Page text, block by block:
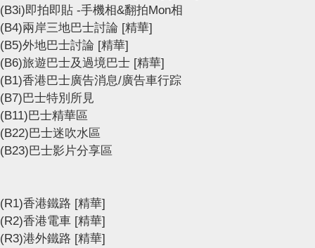
(B3i)即拍即貼 -手機相&翻拍Mon相
(B4)兩岸三地巴士討論 [精華]
(B5)外地巴士討論 [精華]
(B6)旅遊巴士及過境巴士 [精華]
(B1)香港巴士廣告消息/廣告車行踪
(B7)巴士特別所見
(B11)巴士精華區
(B22)巴士迷吹水區
(B23)巴士影片分享區
(R1)香港鐵路 [精華]
(R2)香港電車 [精華]
(R3)港外鐵路 [精華]